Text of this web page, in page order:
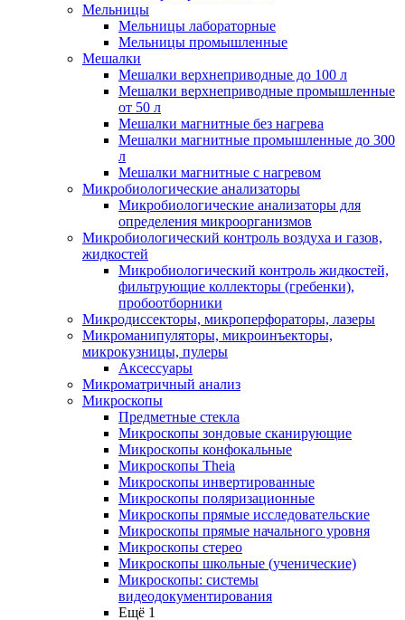
Мельницы
Мельницы лабораторные
Мельницы промышленные
Мешалки
Мешалки верхнеприводные до 100 л
Мешалки верхнеприводные промышленные
от 50 л
Мешалки магнитные без нагрева
Мешалки магнитные промышленные до 300
л
Мешалки магнитные с нагревом
Микробиологические анализаторы
Микробиологические анализаторы для
определения микроорганизмов
Микробиологический контроль воздуха и газов,
жидкостей
Микробиологический контроль жидкостей,
фильтрующие коллекторы (гребенки),
пробоотборники
Микродиссекторы, микроперфораторы, лазеры
Микроманипуляторы, микроинъекторы,
микрокузницы, пулеры
Аксессуары
Микроматричный анализ
Микроскопы
Предметные стекла
Микроскопы зондовые сканирующие
Микроскопы конфокальные
Микроскопы Theia
Микроскопы инвертированные
Микроскопы поляризационные
Микроскопы прямые исследовательские
Микроскопы прямые начального уровня
Микроскопы стерео
Микроскопы школьные (ученические)
Микроскопы: системы
видеодокументирования
Ещё 1